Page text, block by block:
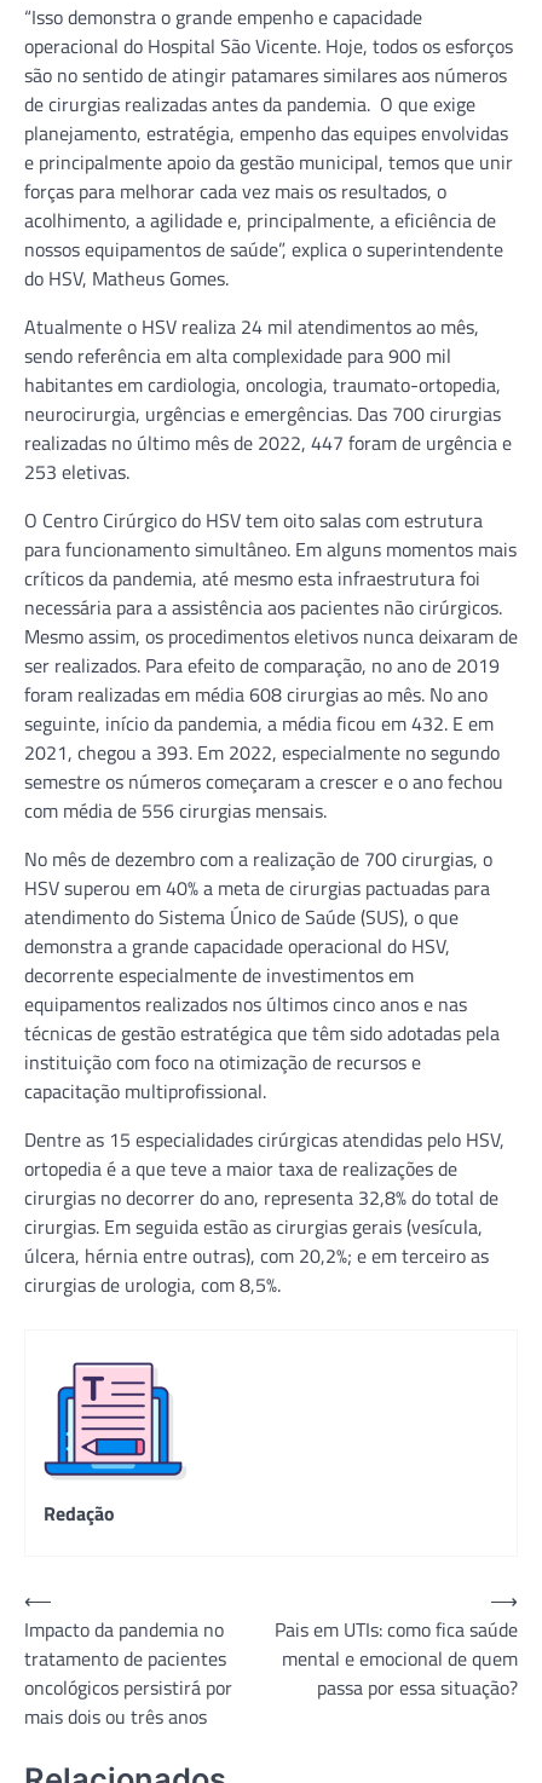
“Isso demonstra o grande empenho e capacidade
operacional do Hospital São Vicente. Hoje, todos os esforços
são no sentido de atingir patamares similares aos números
de cirurgias realizadas antes da pandemia. O que exige
planejamento, estratégia, empenho das equipes envolvidas
e principalmente apoio da gestão municipal, temos que unir
forças para melhorar cada vez mais os resultados, o
acolhimento, a agilidade e, principalmente, a eficiência de
nossos equipamentos de saúde”, explica o superintendente
do HSV, Matheus Gomes.
Atualmente o HSV realiza 24 mil atendimentos ao mês,
sendo referência em alta complexidade para 900 mil
habitantes em cardiologia, oncologia, traumato-ortopedia,
neurocirurgia, urgências e emergências. Das 700 cirurgias
realizadas no último mês de 2022, 447 foram de urgência e
253 eletivas.
O Centro Cirúrgico do HSV tem oito salas com estrutura
para funcionamento simultâneo. Em alguns momentos mais
críticos da pandemia, até mesmo esta infraestrutura foi
necessária para a assistência aos pacientes não cirúrgicos.
Mesmo assim, os procedimentos eletivos nunca deixaram de
ser realizados. Para efeito de comparação, no ano de 2019
foram realizadas em média 608 cirurgias ao mês. No ano
seguinte, início da pandemia, a média ficou em 432. E em
2021, chegou a 393. Em 2022, especialmente no segundo
semestre os números começaram a crescer e o ano fechou
com média de 556 cirurgias mensais.
No mês de dezembro com a realização de 700 cirurgias, o
HSV superou em 40% a meta de cirurgias pactuadas para
atendimento do Sistema Único de Saúde (SUS), o que
demonstra a grande capacidade operacional do HSV,
decorrente especialmente de investimentos em
equipamentos realizados nos últimos cinco anos e nas
técnicas de gestão estratégica que têm sido adotadas pela
instituição com foco na otimização de recursos e
capacitação multiprofissional.
Dentre as 15 especialidades cirúrgicas atendidas pelo HSV,
ortopedia é a que teve a maior taxa de realizações de
cirurgias no decorrer do ano, representa 32,8% do total de
cirurgias. Em seguida estão as cirurgias gerais (vesícula,
úlcera, hérnia entre outras), com 20,2%; e em terceiro as
cirurgias de urologia, com 8,5%.
Redação
Navegação
de
Post
⟵
Impacto da pandemia no
tratamento de pacientes
oncológicos persistirá por
mais dois ou três anos
Pais em UTIs: como fica saúde
mental e emocional de quem
passa por essa situação?
⟶